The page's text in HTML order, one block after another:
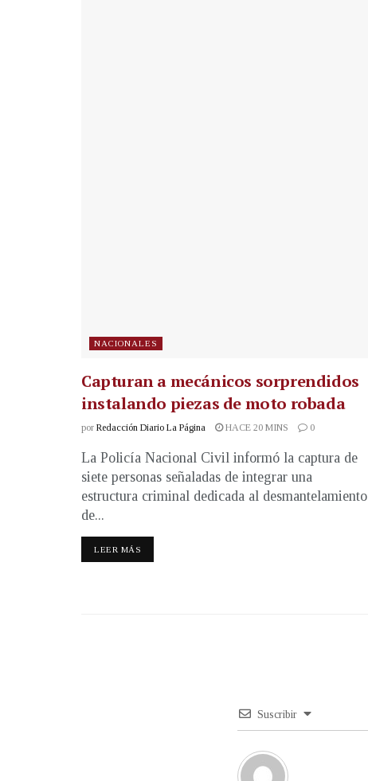
NACIONALES
Capturan a mecánicos sorprendidos
instalando piezas de moto robada
por Redacción Diario La Página HACE 20 MINS 0
La Policía Nacional Civil informó la captura de
siete personas señaladas de integrar una
estructura criminal dedicada al desmantelamiento
de...
LEER MÁS
Suscribir